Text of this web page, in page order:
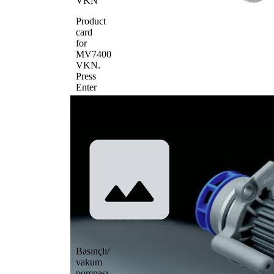
Product
card
for
MV7400
VKN.
Press
Enter
to
Basınçlı/
vakum